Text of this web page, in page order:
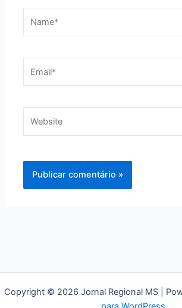
Copyright © 2026 Jornal Regional MS |